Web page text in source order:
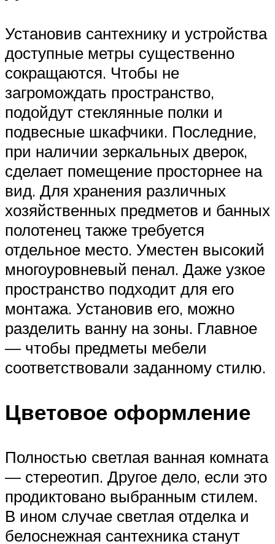
Установив сантехнику и устройства
доступные метры существенно
сокращаются. Чтобы не
загромождать пространство,
подойдут стеклянные полки и
подвесные шкафчики. Последние,
при наличии зеркальных дверок,
сделает помещение просторнее на
вид. Для хранения различных
хозяйственных предметов и банных
полотенец также требуется
отдельное место. Уместен высокий
многоуровневый пенал. Даже узкое
пространство подходит для его
монтажа. Установив его, можно
разделить ванну на зоны. Главное
— чтобы предметы мебели
соответствовали заданному стилю.
Цветовое оформление
Полностью светлая ванная комната
— стереотип. Другое дело, если это
продиктовано выбранным стилем.
В ином случае светлая отделка и
белоснежная сантехника станут